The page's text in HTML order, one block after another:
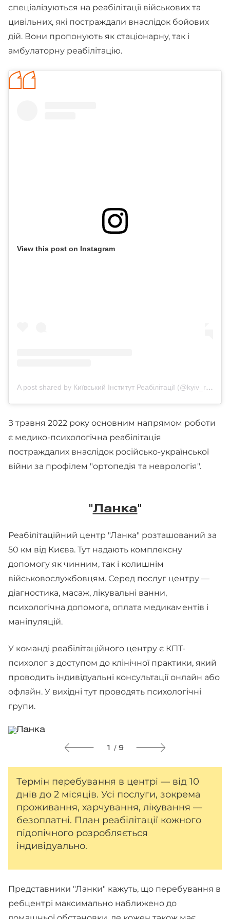
спеціалізуються на реабілітації військових та
цивільних, які постраждали внаслідок бойових
дій. Вони пропонують як стаціонарну, так і
амбулаторну реабілітацію.
View this post on Instagram
A post shared by Київський Інститут Реабілітації (@kyiv_rehab)
З травня 2022 року основним напрямом роботи
є медико-психологічна реабілітація
постраждалих внаслідок російсько-української
війни за профілем "ортопедія та неврологія".
"Ланка"
Реабілітаційний центр "Ланка" розташований за
50 км від Києва. Тут надають комплексну
допомогу як чинним, так і колишнім
військовослужбовцям. Серед послуг центру —
діагностика, масаж, лікувальні ванни,
психологічна допомога, оплата медикаментів і
маніпуляцій.
У команді реабілітаційного центру є КПТ-
психолог з доступом до клінічної практики, який
проводить індивідуальні консультації онлайн або
офлайн. У вихідні тут проводять психологічні
групи.
1 / 9
Термін перебування в центрі — від 10
днів до 2 місяців. Усі послуги, зокрема
проживання, харчування, лікування —
безоплатні. План реабілітації кожного
підопічного розробляється
індивідуально.
Представники "Ланки" кажуть, що перебування в
ребцентрі максимально наближено до